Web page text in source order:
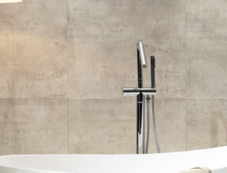
RICERCA